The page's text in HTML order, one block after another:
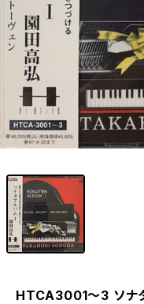
HTCA3001〜3 ソナタ